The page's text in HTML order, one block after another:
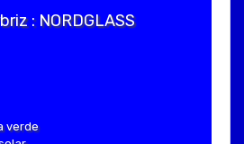
: NORDGLASS
verde